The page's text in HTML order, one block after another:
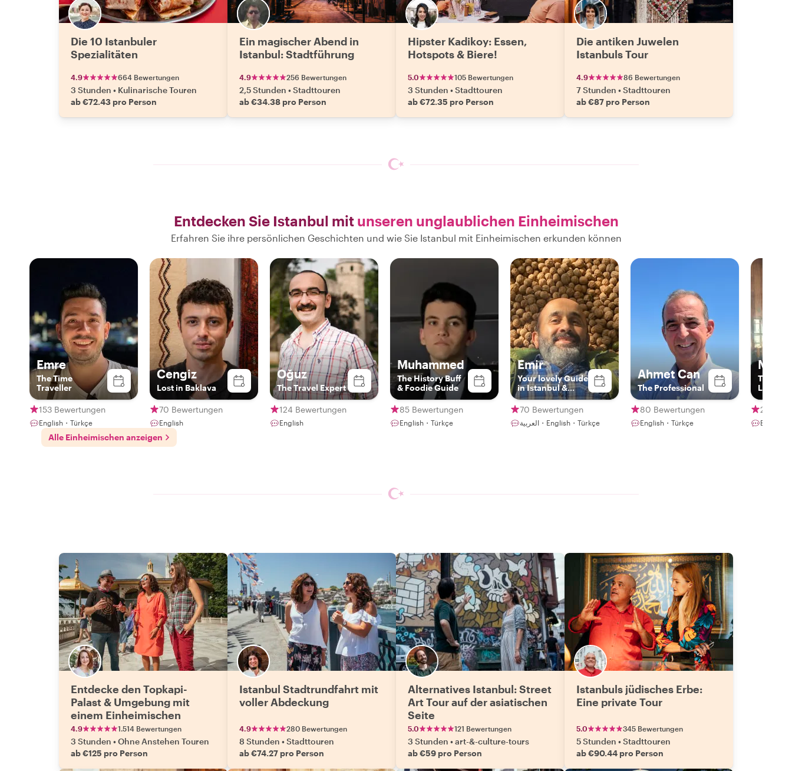
Die 10 Istanbuler
Spezialitäten
4.9 664 Bewertungen
3 Stunden • Kulinarische Touren
ab €72.43 pro Person
Ein magischer Abend in
Istanbul: Stadtführung
4.9 256 Bewertungen
2,5 Stunden •Stadttouren
ab €34.38 pro Person
Hipster Kadikoy: Essen,
Hotspots & Biere!
5.0 105 Bewertungen
3 Stunden •Stadttouren
ab €72.35 pro Person
Die antiken Juwelen
Istanbuls Tour
4.9 86 Bewertungen
7 Stunden •Stadttouren
ab €87 pro Person
Entdecken Sie Istanbul mit unseren unglaublichen Einheimischen
Erfahren Sie ihre persönlichen Geschichten und wie Sie Istanbul mit Einheimischen erkunden können
Emre
The Time
Traveller
153 Bewertungen
English・Türkçe
Cengiz
Lost in Baklava
70 Bewertungen
English
Oğuz
The Travel Expert
124 Bewertungen
English
Muhammed
The History Buff
& Foodie Guide
85 Bewertungen
English・Türkçe
Emir
Your lovely Guide
in Istanbul &
Beyond!
70 Bewertungen
العربية・English・Türkçe
Ahmet Can
The Professional
80 Bewertungen
English・Türkçe
Mine
The Art
Lover
262
English
Alle Einheimischen anzeigen
Entdecke den Topkapi-
Palast & Umgebung mit
einem Einheimischen
4.9 1.514 Bewertungen
3 Stunden •Ohne Anstehen Touren
ab €125 pro Person
Istanbul Stadtrundfahrt mit
voller Abdeckung
4.9 280 Bewertungen
8 Stunden •Stadttouren
ab €74.27 pro Person
Alternatives Istanbul: Street
Art Tour auf der asiatischen
Seite
5.0 121 Bewertungen
3 Stunden •art-&-culture-tours
ab €59 pro Person
Istanbuls jüdisches Erbe:
Eine private Tour
5.0 345 Bewertungen
5 Stunden •Stadttouren
ab €90.44 pro Person